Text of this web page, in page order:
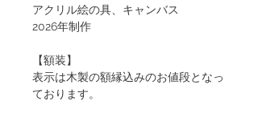
アクリル絵の具、キャンバス
2026年制作
【額装】
表示は木製の額縁込みのお値段となっ
ております。